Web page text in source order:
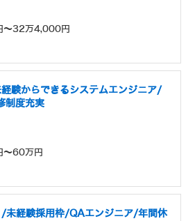
～32万4,000円
経験からできるシステムエンジニア/
制度充実
60万円
/未経験採用枠/QAエンジニア/年間休